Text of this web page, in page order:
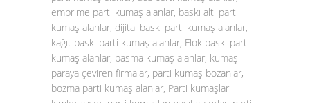
emprime parti kumaş alanlar, baskı altı parti
kumaş alanlar, dijital baskı parti kumaş alanlar,
kağıt baskı parti kumaş alanlar, Flok baskı parti
kumaş alanlar, basma kumaş alanlar, kumaş
paraya çeviren firmalar, parti kumaş bozanlar,
bozma parti kumaş alanlar, Parti kumaşları